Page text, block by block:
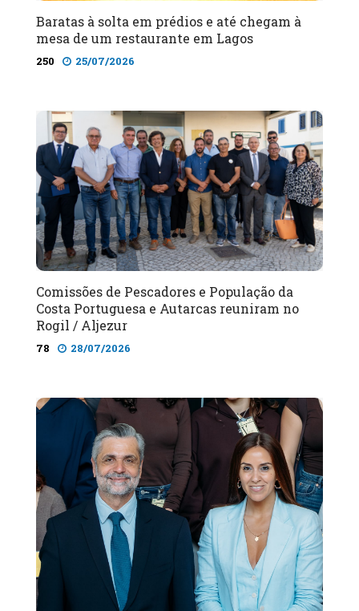
Baratas à solta em prédios e até chegam à
mesa de um restaurante em Lagos
250 25/07/2026
Comissões de Pescadores e População da
Costa Portuguesa e Autarcas reuniram no
Rogil / Aljezur
78 28/07/2026